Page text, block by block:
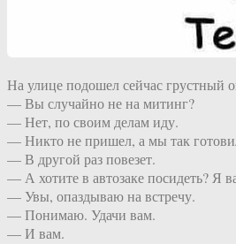
На улице подошел сейчас грустный
— Вы случайно не на митинг?
— Нет, по своим делам иду.
— Никто не пришел, а мы так
— В другой раз повезет.
— А хотите в автозаке посидеть? Я
— Увы, опаздываю на встречу.
— Понимаю. Удачи вам.
— И вам.